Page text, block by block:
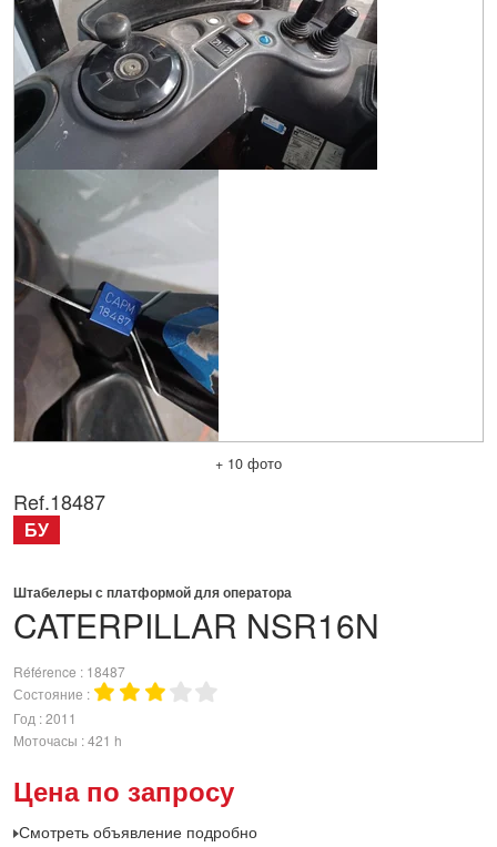
+ 10 фото
CATERPILLAR NSR16N
Штабелеры с платформой для оператора
Référence
18487
Состояние
Год 2011
Моточасы 421 h
Цена по запросу
Смотреть объявление подробно
Ref.18487
БУ